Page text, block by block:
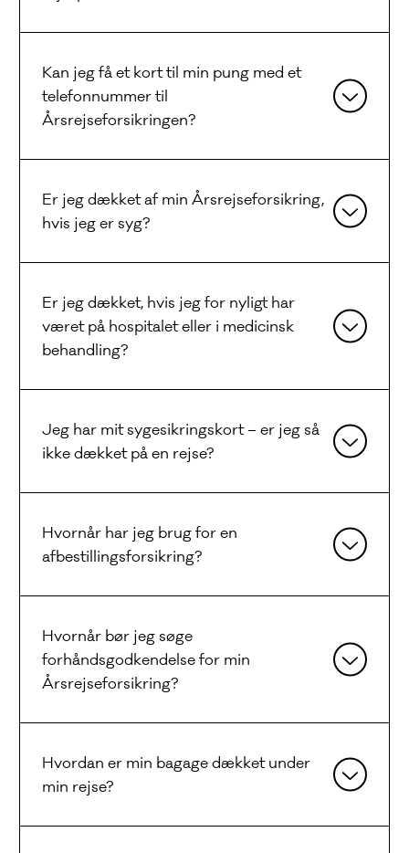
Kan jeg få et kort til min pung med et
telefonnummer til
Årsrejseforsikringen?
Er jeg dækket af min Årsrejseforsikring,
hvis jeg er syg?
Er jeg dækket, hvis jeg for nyligt har
været på hospitalet eller i medicinsk
behandling?
Jeg har mit sygesikringskort – er jeg så
ikke dækket på en rejse?
Hvornår har jeg brug for en
afbestillingsforsikring?
Hvornår bør jeg søge
forhåndsgodkendelse for min
Årsrejseforsikring?
Hvordan er min bagage dækket under
min rejse?